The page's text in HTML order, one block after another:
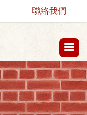
聯絡我們